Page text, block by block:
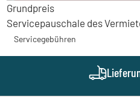
Zeppelin Rental - Inzing
Schießstand 13, 6401 - Inzing , AT
Zeppelin Rental - Wien Süd
IZ Niederösterreich Süd Straße 15
Zeppelin Rental - Linz
Graf-Zeppelin-Platz 1, 4490 - Sankt
Zeppelin Rental - Graz
Grundpreis
Servicepauschale des
Servicegebühren